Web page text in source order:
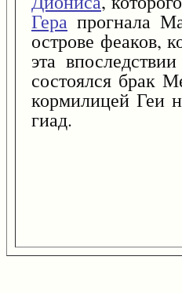
Гера прогнала
острове феаков,
эта
состоялся брак
кормилицей Геи
гиад.